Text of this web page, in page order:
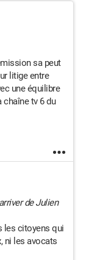
sa peut
litige entre
une équilibre
tv 6 du
de Julien
les citoyens qui
ni les avocats